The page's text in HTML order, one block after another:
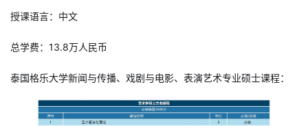
授课语言：中文
总学费：13.8万人民币
泰国格乐大学新闻与传播、戏剧与电影、表演艺术专业硕士课程：